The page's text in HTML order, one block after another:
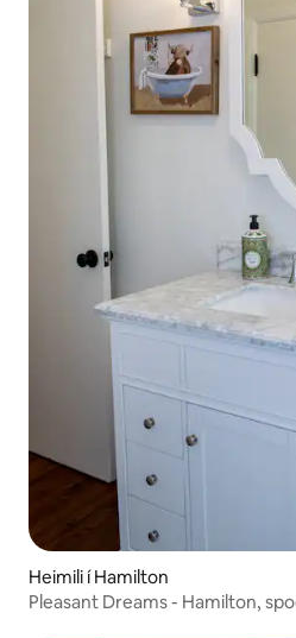
Heimili í Hamilton
Pleasant Dreams - Hamilton,